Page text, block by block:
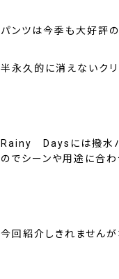
パンツは今季も大好評の
半永久的に消えないク
Rainy Daysには撥水バ
のでシーンや用途に合わ
今回紹介しきれません